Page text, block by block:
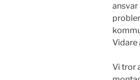
ansvar
Vidare
Vi tror